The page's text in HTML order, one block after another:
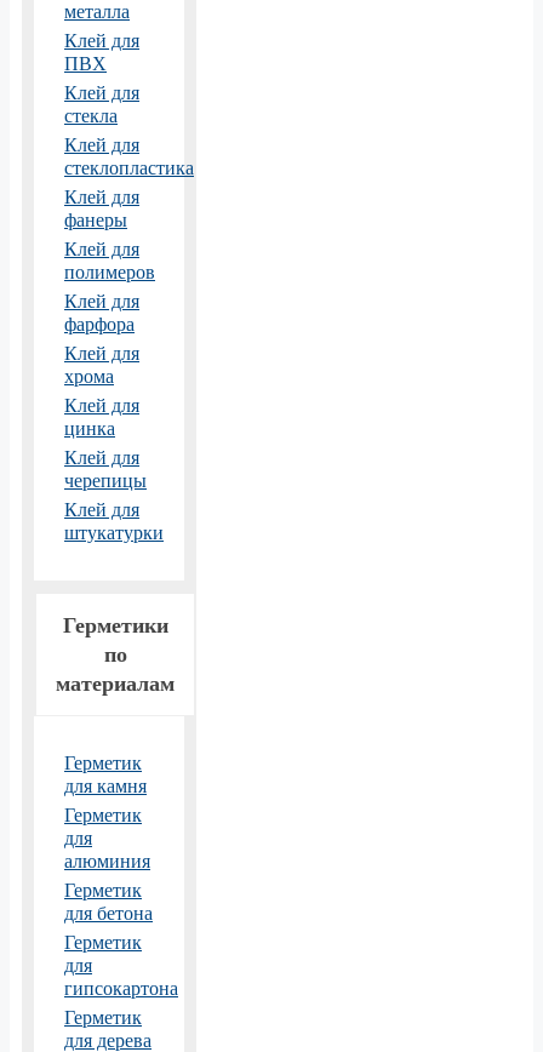
металла
Клей для
ПВХ
Клей для
стекла
Клей для
стеклопластика
Клей для
фанеры
Клей для
полимеров
Клей для
фарфора
Клей для
хрома
Клей для
цинка
Клей для
черепицы
Клей для
штукатурки
Герметики
по
материалам
Герметик
для камня
Герметик
для
алюминия
Герметик
для бетона
Герметик
для
гипсокартона
Герметик
для дерева